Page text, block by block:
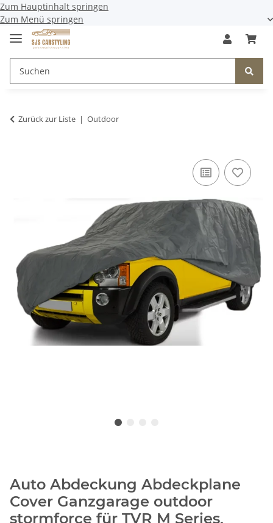
Zum Hauptinhalt springen
Zum Menü springen
Zurück zur Liste Outdoor
Auto Abdeckung Abdeckplane
Cover Ganzgarage outdoor
stormforce für TVR M Series,